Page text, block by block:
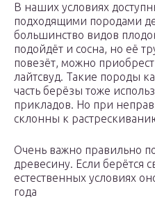
В наших условиях
подходящими породами
большинство видов
подойдёт и сосна, но её
повезёт, можно
лайтсвуд. Такие породы
часть берёзы тоже
прикладов. Но при
склонны к
Очень важно правильно
древесину. Если берётся
естественных условиях
года